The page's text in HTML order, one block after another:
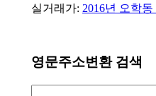
실거래가: 2016년 오학
영문주소변환 검색